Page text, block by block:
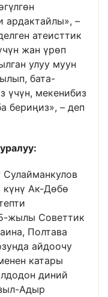
ардактайлы», –
атеисттик
жан үрөп
улуу муун
бата-
үчүн, мекенибиз
бериңиз», – деп
Сулайманкулов
Ак-Дөбө
жылы Советтик
Полтава
айдоочу
катары
диний
Адыр